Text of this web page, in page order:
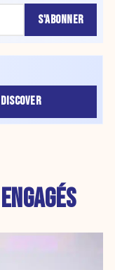
S'ABONNER
ENGAGÉS